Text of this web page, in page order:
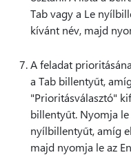
Tab vagy a Le
kívánt név, majd
A feladat
a Tab billentyűt,
"Prioritásválasztó"
billentyűt. Nyomja le
nyílbillentyűt, amíg
majd nyomja le az